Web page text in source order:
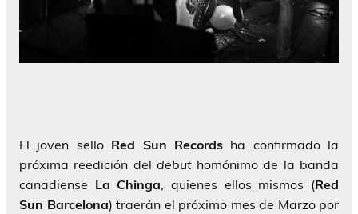
El joven sello Red Sun Recordsha confirmado la
próxima reedición del debuthomónimo de la banda
canadiense La Chinga, quienes ellos mismos (Red
Sun Barcelona) traerán el próximo mes de Marzo por